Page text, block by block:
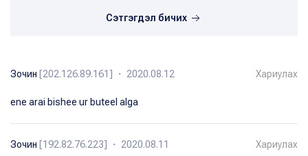
Сэтгэгдэл бичих
Зочин [202.126.89.161] ・ 2020.08.12 Хариулах
ene arai bishee ur buteel alga
Зочин [192.82.76.223] ・ 2020.08.11 Хариулах